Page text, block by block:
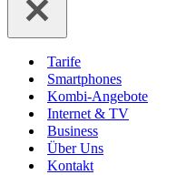
Tarife
Smartphones
Kombi-Angebote
Internet & TV
Business
Über Uns
Kontakt